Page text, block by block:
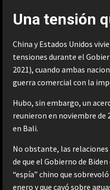
Una tensión
China y Estados Unidos
tensiones durante el
2021), cuando ambas
guerra comercial con la
Hubo, sin embargo, un
reunieron en noviembre de
en Bali.
No obstante, las
de que el Gobierno de
“espía” chino que
enero y que cayó sobre